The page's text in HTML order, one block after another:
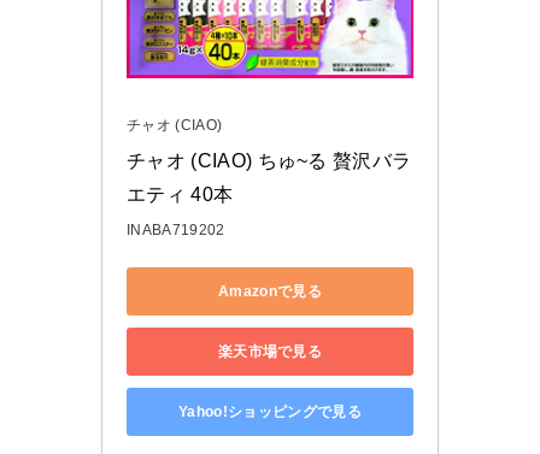
チャオ (CIAO)
チャオ (CIAO) ちゅ~る 贅沢バラ
エティ 40本
INABA719202
Amazonで見る
楽天市場で見る
Yahoo!ショッピングで見る